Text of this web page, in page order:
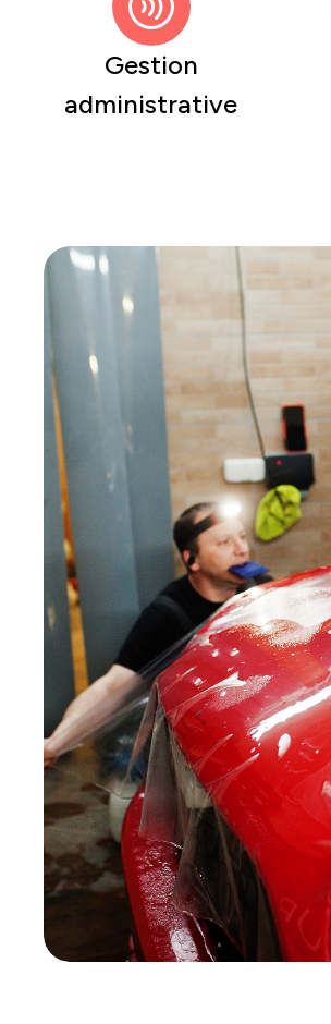
Gestion
administrative